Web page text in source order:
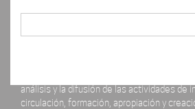
análisis y la difusión de las actividades de
circulación, formación, apropiación y